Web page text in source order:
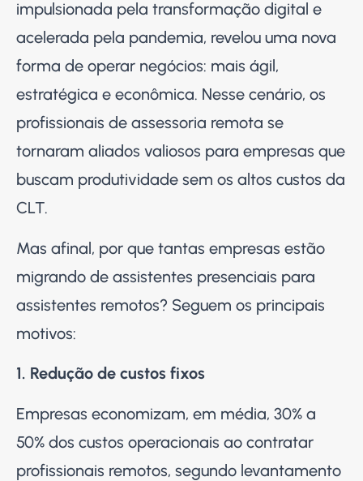
impulsionada pela transformação digital e
acelerada pela pandemia, revelou uma nova
forma de operar negócios: mais ágil,
estratégica e econômica. Nesse cenário, os
profissionais de assessoria remota se
tornaram aliados valiosos para empresas que
buscam produtividade sem os altos custos da
CLT.
Mas afinal, por que tantas empresas estão
migrando de assistentes presenciais para
assistentes remotos? Seguem os principais
motivos:
1. Redução de custos fixos
Empresas economizam, em média, 30% a
50% dos custos operacionais ao contratar
profissionais remotos, segundo levantamento